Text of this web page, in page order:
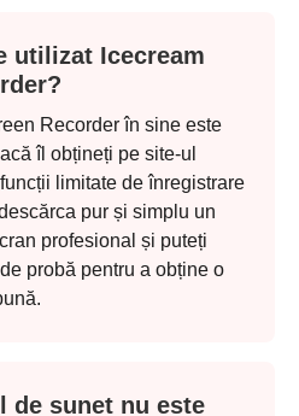
utilizat Icecream
Recorder în sine este
îl obțineți pe site-ul
limitate de înregistrare
pur și simplu un
profesional și puteți
probă pentru a obține o
de sunet nu este